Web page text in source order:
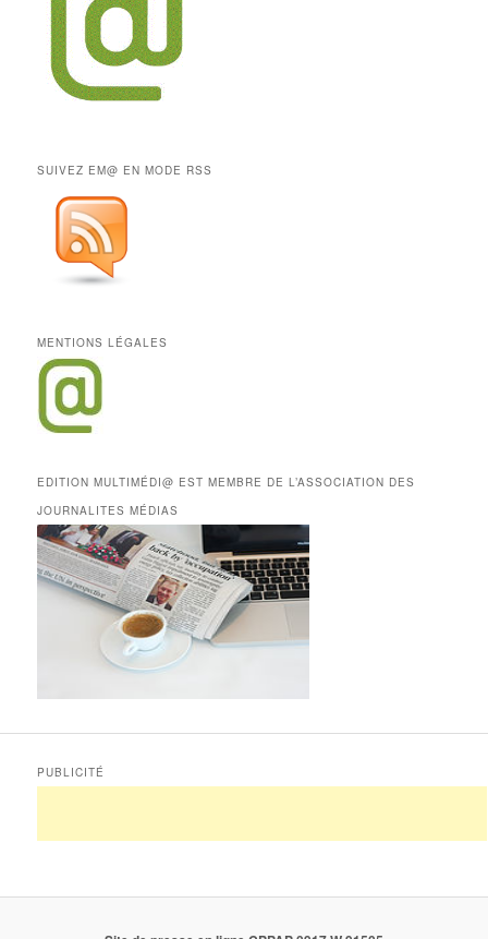
SUIVEZ EM@ EN MODE RSS
MENTIONS LÉGALES
EDITION MULTIMÉDI@ EST MEMBRE DE L’ASSOCIATION DES
JOURNALITES MÉDIAS
PUBLICITÉ